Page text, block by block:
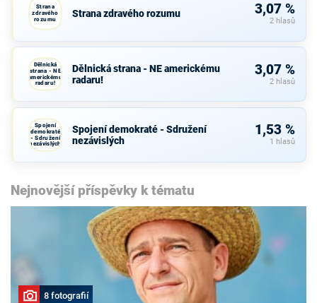
Strana
zdravého
rozumu
Strana zdravého rozumu 3,07 %
2 hlasů
Dělnická
strana - NE
americkému
radaru!
Dělnická strana - NE americkému
radaru!
3,07 %
2 hlasů
Spojení
demokraté
- Sdružení
nezávislých
Spojení demokraté - Sdružení
nezávislých
1,53 %
1 hlasů
Nejnovější příspěvky k tématu
8 fotografií